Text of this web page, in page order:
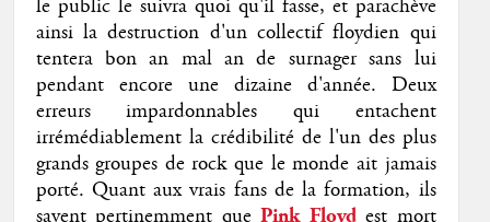
le public le suivra quoi qu'il fasse, et parachève
ainsi la destruction d'un collectif floydien qui
tentera bon an mal an de surnager sans lui
pendant encore une dizaine d'année. Deux
erreurs impardonnables qui entachent
irrémédiablement la crédibilité de l'un des plus
grands groupes de rock que le monde ait jamais
porté. Quant aux vrais fans de la formation, ils
savent pertinemment quePink Floyd est mort